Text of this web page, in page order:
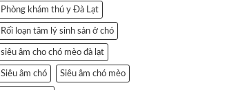
Phòng khám thú y Đà Lạt
Rối loạn tâm lý sinh sản ở chó
siêu âm cho chó mèo đà lạt
Siêu âm chó Siêu âm chó mèo